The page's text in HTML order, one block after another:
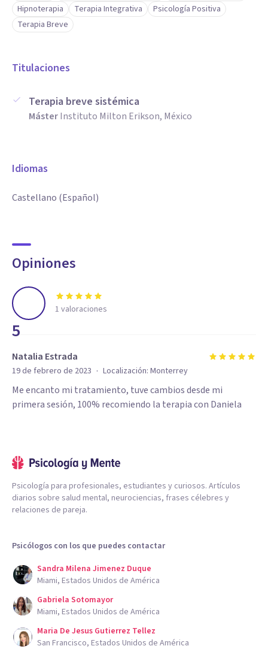
Hipnoterapia
Terapia Integrativa
Psicología Positiva
Terapia Breve
Titulaciones
Terapia breve sistémica
MásterInstituto Milton Erikson, México
Idiomas
Castellano (Español)
Opiniones
5
1 valoraciones
Natalia Estrada
19 de febrero de 2023 · Localización: Monterrey
Me encanto mi tratamiento, tuve cambios desde mi
primera sesión, 100% recomiendo la terapia con Daniela
Psicología para profesionales, estudiantes y curiosos. Artículos
diarios sobre salud mental, neurociencias, frases célebres y
relaciones de pareja.
Psicólogos con los que puedes contactar
Sandra Milena Jimenez Duque
Miami, Estados Unidos de América
Gabriela Sotomayor
Miami, Estados Unidos de América
Maria De Jesus Gutierrez Tellez
San Francisco, Estados Unidos de América